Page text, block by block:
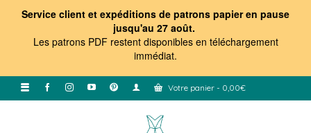
Service client et expéditions de patrons papier en pause
jusqu'au 27 août.
Les patrons PDF restent disponibles en téléchargement
immédiat.
Votre panier - 0,00€